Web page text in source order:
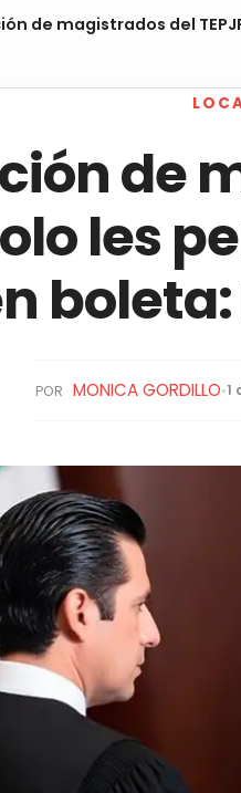
de magistrados del
de
les
POR MONICA GORDILLO•1